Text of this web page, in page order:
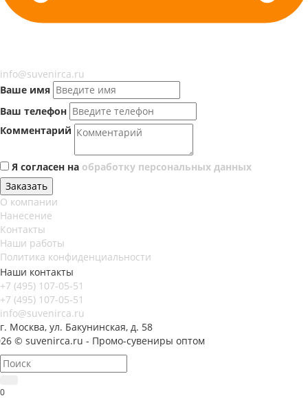
info@suvenirca.ru
Ваше имя
Ваш телефон
Комментарий
Я согласен на обработку персональных данных
Заказать
О компании
Нанесение
Контакты
Наши работы
Политика конфиденциальности
Наши контакты
+7 (495) 107-05-51
+7 (495) 107-05-51
info@suvenirca.ru
г. Москва, ул. Бакунинская, д. 58
© suvenirca.ru - Промо-сувениры оптом
0